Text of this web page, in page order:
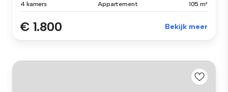
4 kamers Appartement 105 m²
€ 1.800 Bekijk meer